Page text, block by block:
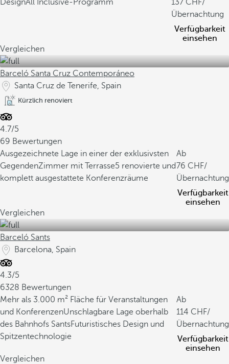
DesignAll Inclusive-Programm
137
/
Übernachtung
Verfügbarkeit
einsehen
Vergleichen
Barceló Santa Cruz Contemporáneo
Santa Cruz de Tenerife, Spain
Kürzlich renoviert
4.7/5
69 Bewertungen
Ausgezeichnete Lage in einer der exklusivsten
GegendenZimmer mit Terrasse5 renovierte und
komplett ausgestattete Konferenzräume
Ab
76
/
Übernachtung
Verfügbarkeit
einsehen
Vergleichen
Barceló Sants
Barcelona, Spain
4.3/5
6328 Bewertungen
Mehr als 3.000 m² Fläche für Veranstaltungen
und KonferenzenUnschlagbare Lage oberhalb
des Bahnhofs SantsFuturistisches Design und
Spitzentechnologie
Ab
114
/
Übernachtung
Verfügbarkeit
einsehen
Vergleichen